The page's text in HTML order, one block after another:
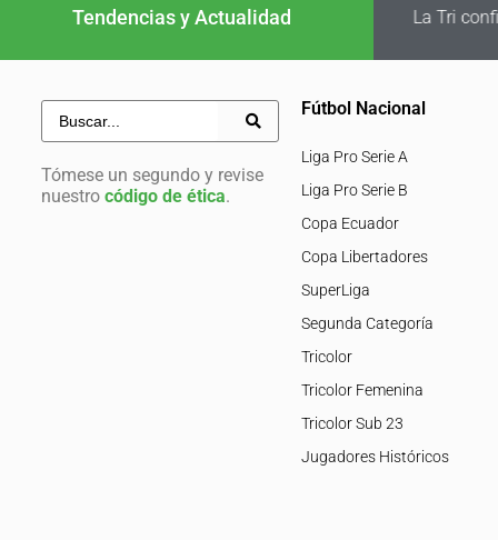
Tendencias y Actualidad La Tri
Tómese un segundo y revise
nuestro código de ética.
Fútbol Nacional
Liga Pro Serie A
Liga Pro Serie B
Copa Ecuador
Copa Libertadores
SuperLiga
Segunda Categoría
Tricolor
Tricolor Femenina
Tricolor Sub 23
Jugadores Históricos